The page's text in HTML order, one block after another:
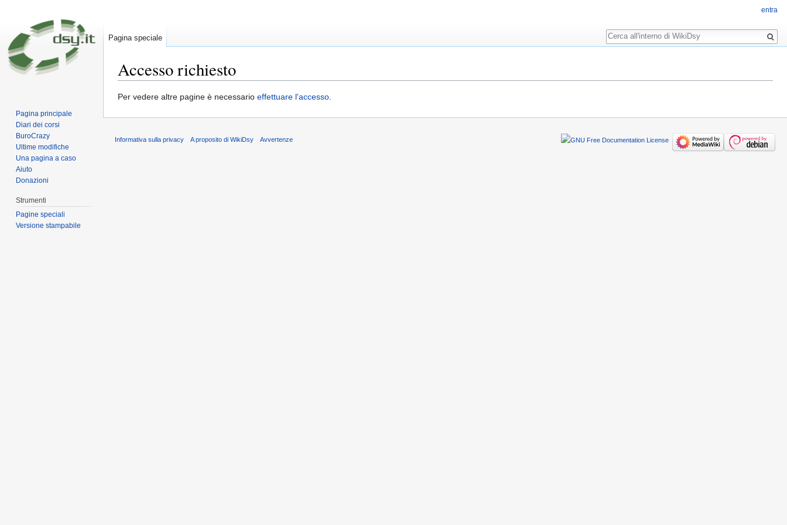
Accesso richiesto
Per vedere altre pagine è necessario effettuare l'accesso.
entra
Pagina speciale
Ricerca
Pagina principale
Diari dei corsi
BuroCrazy
Ultime modifiche
Una pagina a caso
Aiuto
Donazioni
Strumenti
Pagine speciali
Versione stampabile
Informativa sulla privacy A proposito di WikiDsy Avvertenze